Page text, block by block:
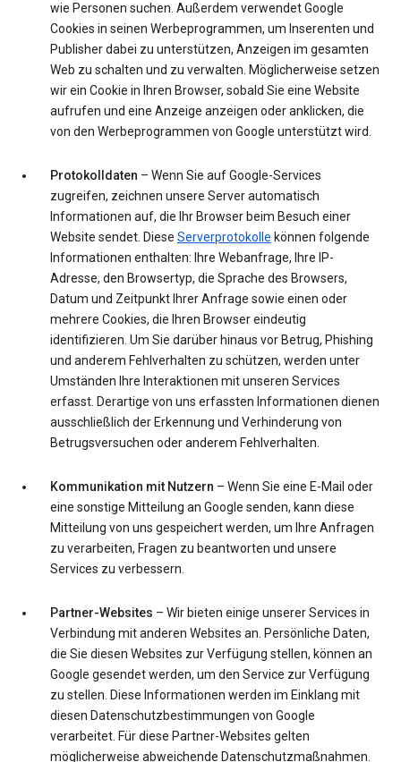
wie Personen suchen. Außerdem verwendet Google
Cookies in seinen Werbeprogrammen, um Inserenten und
Publisher dabei zu unterstützen, Anzeigen im gesamten
Web zu schalten und zu verwalten. Möglicherweise setzen
wir ein Cookie in Ihren Browser, sobald Sie eine Website
aufrufen und eine Anzeige anzeigen oder anklicken, die
von den Werbeprogrammen von Google unterstützt wird.
Protokolldaten – Wenn Sie auf Google-Services
zugreifen, zeichnen unsere Server automatisch
Informationen auf, die Ihr Browser beim Besuch einer
Website sendet. Diese Serverprotokolle können folgende
Informationen enthalten: Ihre Webanfrage, Ihre IP-
Adresse, den Browsertyp, die Sprache des Browsers,
Datum und Zeitpunkt Ihrer Anfrage sowie einen oder
mehrere Cookies, die Ihren Browser eindeutig
identifizieren. Um Sie darüber hinaus vor Betrug, Phishing
und anderem Fehlverhalten zu schützen, werden unter
Umständen Ihre Interaktionen mit unseren Services
erfasst. Derartige von uns erfassten Informationen dienen
ausschließlich der Erkennung und Verhinderung von
Betrugsversuchen oder anderem Fehlverhalten.
Kommunikation mit Nutzern – Wenn Sie eine E-Mail oder
eine sonstige Mitteilung an Google senden, kann diese
Mitteilung von uns gespeichert werden, um Ihre Anfragen
zu verarbeiten, Fragen zu beantworten und unsere
Services zu verbessern.
Partner-Websites – Wir bieten einige unserer Services in
Verbindung mit anderen Websites an. Persönliche Daten,
die Sie diesen Websites zur Verfügung stellen, können an
Google gesendet werden, um den Service zur Verfügung
zu stellen. Diese Informationen werden im Einklang mit
diesen Datenschutzbestimmungen von Google
verarbeitet. Für diese Partner-Websites gelten
möglicherweise abweichende Datenschutzmaßnahmen.